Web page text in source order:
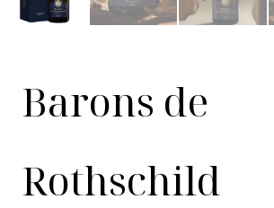
Barons de
Rothschild